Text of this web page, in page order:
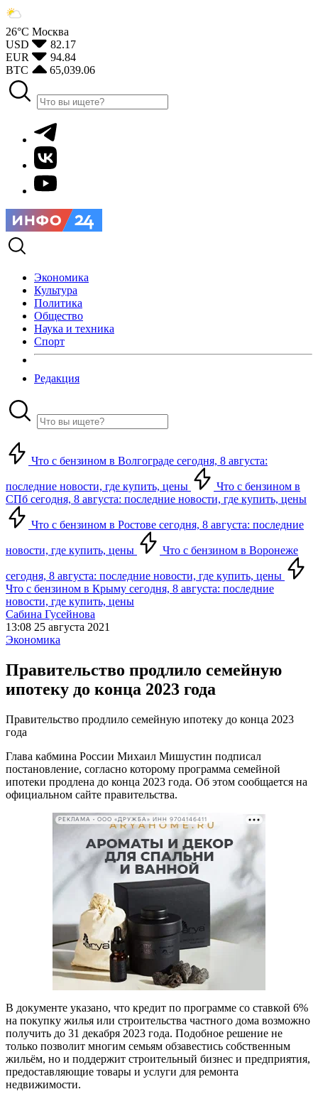
26°С Москва
USD
82.17
EUR
94.84
BTC
65,039.06
Экономика
Культура
Политика
Общество
Наука и техника
Спорт
Редакция
Что с бензином в Волгограде сегодня, 8 августа:
последние новости, где купить, цены
Что с бензином в
СПб сегодня, 8 августа: последние новости, где купить, цены
Что с бензином в Ростове сегодня, 8 августа: последние
новости, где купить, цены Что с бензином в Воронеже
сегодня, 8 августа: последние новости, где купить, цены
Что с бензином в Крыму сегодня, 8 августа: последние
новости, где купить, цены
Сабина Гусейнова
13:08 25 августа 2021
Экономика
Правительство продлило семейную
ипотеку до конца 2023 года
Правительство продлило семейную ипотеку до конца 2023
года
Глава кабмина России Михаил Мишустин подписал
постановление, согласно которому программа семейной
ипотеки продлена до конца 2023 года. Об этом сообщается на
официальном сайте правительства.
РЕКЛАМА • ООО «ДРУЖБА» ИНН 9704146411
В документе указано, что кредит по программе со ставкой 6%
на покупку жилья или строительства частного дома возможно
получить до 31 декабря 2023 года. Подобное решение не
только позволит многим семьям обзавестись собственным
жильём, но и поддержит строительный бизнес и предприятия,
предоставляющие товары и услуги для ремонта
недвижимости.